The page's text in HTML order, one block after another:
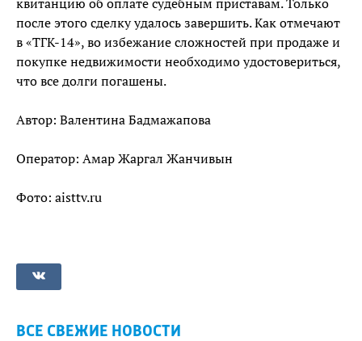
после этого сделку удалось завершить. Как отмечают
в «ТГК-14», во избежание сложностей при продаже и
покупке недвижимости необходимо удостовериться,
что все долги погашены.
Автор: Валентина Бадмажапова
Оператор: Амар Жаргал Жанчивын
Фото: aisttv.ru
ВСЕ СВЕЖИЕ НОВОСТИ